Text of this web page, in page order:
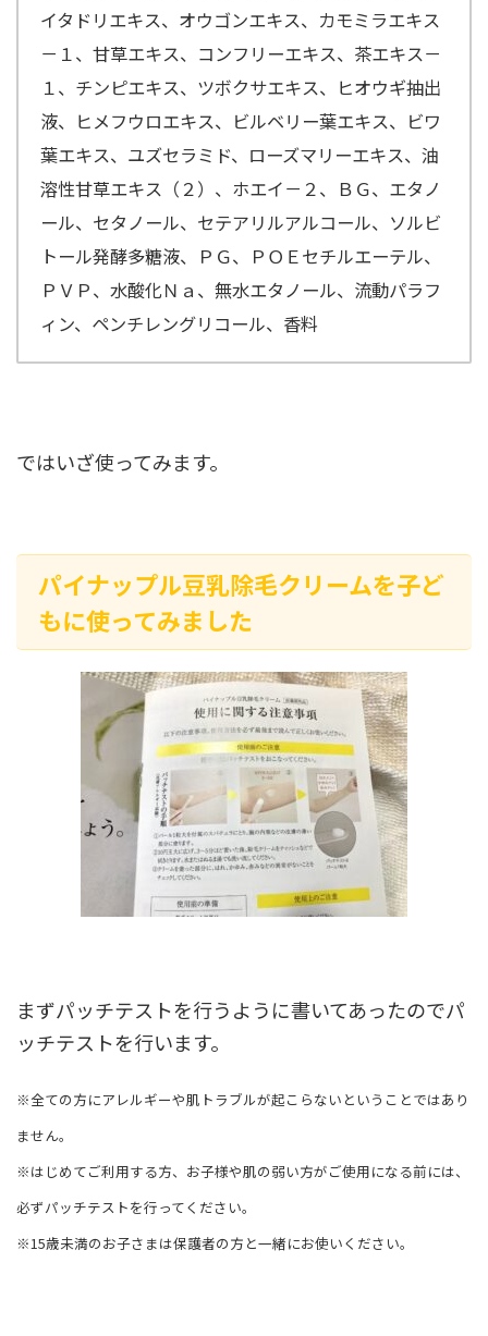
イタドリエキス、オウゴンエキス、カモミラエキス
－１、甘草エキス、コンフリーエキス、茶エキス－
１、チンピエキス、ツボクサエキス、ヒオウギ抽出
液、ヒメフウロエキス、ビルベリー葉エキス、ビワ
葉エキス、ユズセラミド、ローズマリーエキス、油
溶性甘草エキス（２）、ホエイ－２、ＢＧ、エタノ
ール、セタノール、セテアリルアルコール、ソルビ
トール発酵多糖液、ＰＧ、ＰＯＥセチルエーテル、
ＰＶＰ、水酸化Ｎａ、無水エタノール、流動パラフ
ィン、ペンチレングリコール、香料
ではいざ使ってみます。
パイナップル豆乳除毛クリームを子ど
もに使ってみました
まずパッチテストを行うように書いてあったのでパ
ッチテストを行います。
※全ての方にアレルギーや肌トラブルが起こらないということではあり
ません。
※はじめてご利用する方、お子様や肌の弱い方がご使用になる前には、
必ずパッチテストを行ってください。
※15歳未満のお子さまは保護者の方と一緒にお使いください。